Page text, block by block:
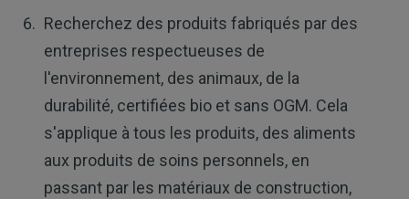
Recherchez des produits fabriqués par des
entreprises respectueuses de
l'environnement, des animaux, de la
durabilité, certifiées bio et sans OGM. Cela
s'applique à tous les produits, des aliments
aux produits de soins personnels, en
passant par les matériaux de construction,